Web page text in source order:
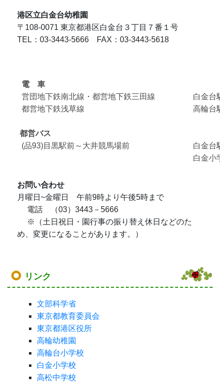
リンク
文部科学省
東京都教育委員会
東京都港区役所
高輪幼稚園
高輪台小学校
白金小学校
高松中学校
港区立白金台幼稚園
〒108-0071 東京都港区白金台３丁目７番１号
TEL：03-3443-5666 FAX：03-3443-5618
電 車
営団地下鉄南北線・都営地下鉄三田線
白金台
都営地下鉄浅草線
高輪台
都営バス
(品93)目黒駅前～大井競馬場前
白金台
白金小
お問い合わせ
月曜日~金曜日 午前9時より午後5時まで
電話 （03）3443－5666
※（土日祝日・園行事の振り替え休日などのた
め、変更になることがあります。）